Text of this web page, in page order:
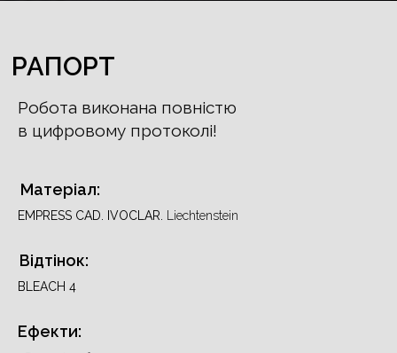
РАПОРТ
Робота виконана повністю
в цифровому протоколі!
EMPRESS CAD. IVOCLAR. Liechtenstein
BLEACH 4
Матеріал:
Відтінок:
Ефекти: